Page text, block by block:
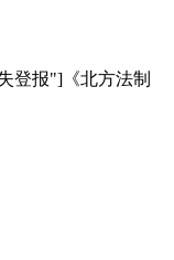
登报"]《北方法制